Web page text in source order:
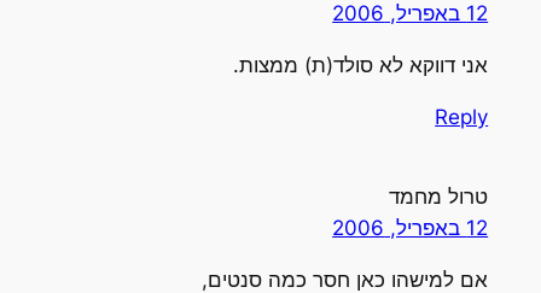
12 באפריל, 2006
אני דווקא לא סולד(ת) ממצות.
Reply
טרול מחמד
12 באפריל, 2006
אם למישהו כאן חסר כמה סנטים,